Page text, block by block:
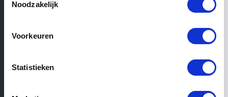
Noodzakelijk
Voorkeuren
Statistieken